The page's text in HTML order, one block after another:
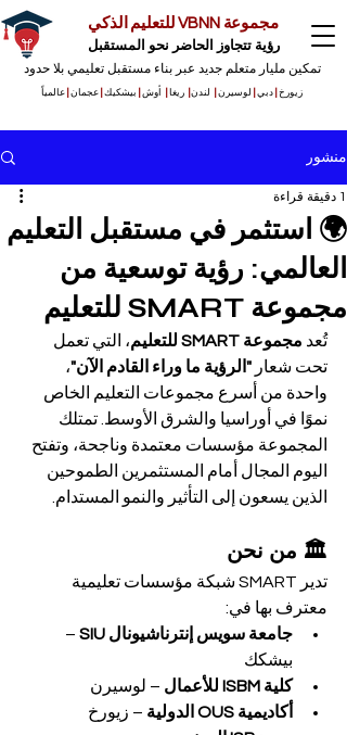
مجموعة VBNN للتعليم الذكي
رؤية تتجاوز الحاضر نحو المستقبل
تمكين مليار متعلم جديد عبر بناء مستقبل تعليمي بلا حدود
زيورخ دبي لوسيرن لندن ريغا أوش بيشكيك عجمان |عالمياً
منشور
🌍 استثمر في مستقبل التعليم
العالمي: رؤية توسعية من
مجموعة SMART للتعليم
1 دقيقة قراءة
تُعد مجموعة SMART للتعليم
، التي تعمل
تحت شعار "الرؤية ما وراء القادم الآن"،
واحدة من أسرع مجموعات التعليم الخاص
نموًا في أوراسيا والشرق الأوسط. تمتلك
المجموعة مؤسسات معتمدة وناجحة، وتفتح
اليوم المجال أمام المستثمرين الطموحين
الذين يسعون إلى التأثير والنمو المستدام.
🏛️ من نحن
تدير SMART شبكة مؤسسات تعليمية
معترف بها في:
جامعة سويس إنترناشيونال SIU
–
بيشكك
كلية ISBM للأعمال
– لوسيرن
أكاديمية OUS الدولية
– زيورخ